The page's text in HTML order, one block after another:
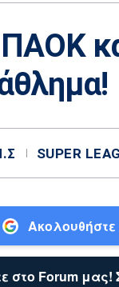
SUPER
Ακολουθήστε
στο Forum μας!